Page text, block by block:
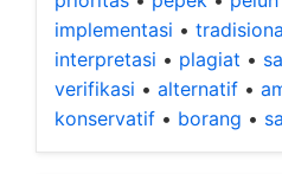
implementasi •
interpretasi • plagiat •
verifikasi • alternatif •
konservatif • borang •